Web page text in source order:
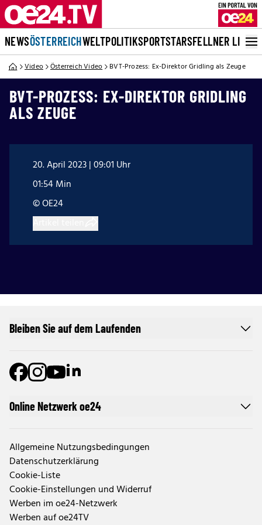
NEWSÖSTERREICHWELTPOLITIKSPORTSTARSFELLNER LIVE
Video Österreich Video BVT-Prozess: Ex-Direktor Gridling als Zeuge
BVT-PROZESS: EX-DIREKTOR GRIDLING
ALS ZEUGE
20. April 2023 | 09:01 Uhr
01:54 Min
© OE24
Online Netzwerk oe24
Allgemeine Nutzungsbedingungen
Datenschutzerklärung
Cookie-Liste
Cookie-Einstellungen und Widerruf
Werben im oe24-Netzwerk
Werben auf oe24TV
Bleiben Sie auf dem Laufenden